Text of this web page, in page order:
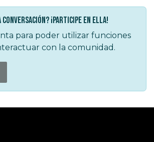
¡Participe en ella!
para poder utilizar funciones
con la comunidad.